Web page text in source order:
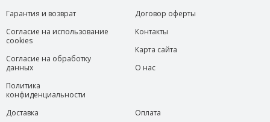
Гарантия и возврат
Согласие на использование
cookies
Согласие на обработку
данных
Политика
конфиденциальности
Договор оферты
Контакты
Карта сайта
О нас
Доставка
Оплата